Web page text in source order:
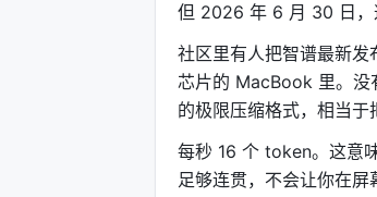
但 2026 年 6 月 30 日，
社区里有人把智谱最新
芯片的 MacBook 里。没
的极限压缩格式，相当于
每秒 16 个 token。这意
足够连贯，不会让你在屏